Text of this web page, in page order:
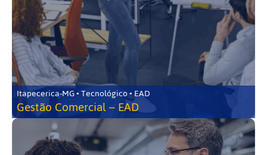
Itapecerica-MG • Tecnológico • EAD
Gestão Comercial – EAD